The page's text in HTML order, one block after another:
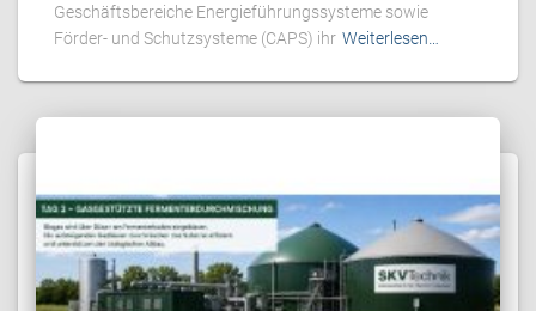
Geschäftsbereiche Energieführungssysteme sowie
Förder- und Schutzsysteme (CAPS) ihr Weiterlesen…